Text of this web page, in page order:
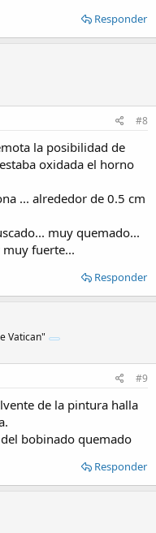
Responder
#8
la posibilidad de
oxidada el horno
... alrededor de 0.5 cm
muy quemado...
fuerte...
Responder
Vatican"
#9
de la pintura halla
bobinado quemado
Responder